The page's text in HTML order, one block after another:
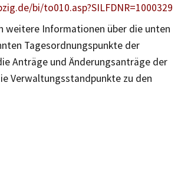
bi/to010.asp?SILFDNR=1000329
weitere Informationen über die unten
Tagesordnungspunkte der
Anträge und Änderungsanträge der
Verwaltungsstandpunkte zu den